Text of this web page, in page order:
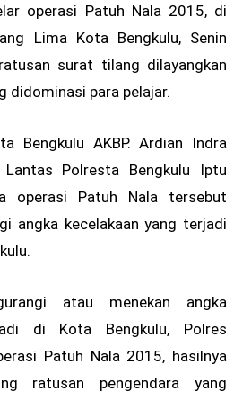
operasi Patuh Nala 2015, di
Lima Kota Bengkulu, Senin
surat tilang dilayangkan
didominasi para pelajar.
Bengkulu AKBP. Ardian Indra
Polresta Bengkulu Iptu
operasi Patuh Nala tersebut
angka kecelakaan yang terjadi
atau menekan angka
di Kota Bengkulu, Polres
Patuh Nala 2015, hasilnya
ratusan pengendara yang